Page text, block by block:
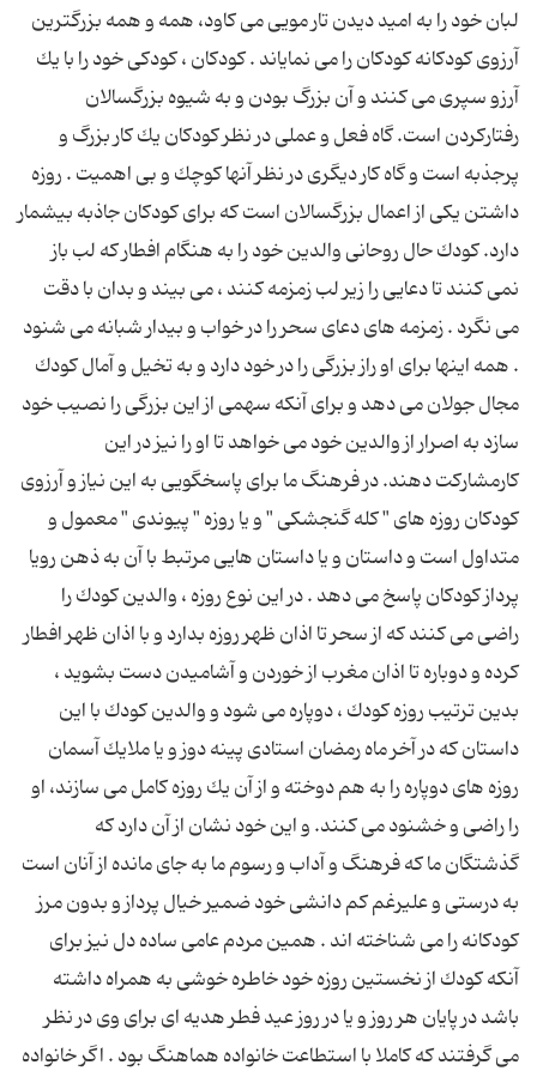
لبان خود را به امید دیدن تار مویی می كاود، همه و همه بزرگترین
آرزوی كودكانه كودكان را می نمایاند . كودكان ، كودكی خود را با یك
آرزو سپری می كنند و آن بزرگ بودن و به شیوه بزرگسالان
رفتاركردن است. گاه فعل و عملی در نظر كودكان یك كار بزرگ و
پرجذبه است و گاه كار دیگری در نظر آنها كوچك و بی اهمیت . روزه
داشتن یكی از اعمال بزرگسالان است كه برای كودكان جاذبه بیشمار
دارد. كودك حال روحانی والدین خود را به هنگام افطار كه لب باز
نمی كنند تا دعایی را زیر لب زمزمه كنند ، می بیند و بدان با دقت
می نگرد . زمزمه های دعای سحر را در خواب و بیدار شبانه می شنود
. همه اینها برای او راز بزرگی را در خود دارد و به تخیل و آمال كودك
مجال جولان می دهد و برای آنكه سهمی از این بزرگی را نصیب خود
سازد به اصرار از والدین خود می خواهد تا او را نیز در این
كارمشاركت دهند. در فرهنگ ما برای پاسخگویی به این نیاز و آرزوی
كودكان روزه های " كله گنجشكی " و یا روزه " پیوندی " معمول و
متداول است و داستان و یا داستان هایی مرتبط با آن به ذهن رویا
پرداز كودكان پاسخ می دهد . در این نوع روزه ، والدین كودك را
راضی می كنند كه از سحر تا اذان ظهر روزه بدارد و با اذان ظهر افطار
كرده و دوباره تا اذان مغرب از خوردن و آشامیدن دست بشوید ،
بدین ترتیب روزه كودك ، دوپاره می شود و والدین كودك با این
داستان كه در آخر ماه رمضان استادی پینه دوز و یا ملایك آسمان
روزه های دوپاره را به هم دوخته و از آن یك روزه كامل می سازند، او
را راضی و خشنود می كنند. و این خود نشان از آن دارد كه
گذشتگان ما كه فرهنگ و آداب و رسوم ما به جای مانده از آنان است
به درستی و علیرغم كم دانشی خود ضمیر خیال پرداز و بدون مرز
كودكانه را می شناخته اند . همین مردم عامی ساده دل نیز برای
آنكه كودك از نخستین روزه خود خاطره خوشی به همراه داشته
باشد در پایان هر روز و یا در روز عید فطر هدیه ای برای وی در نظر
می گرفتند كه كاملا با استطاعت خانواده هماهنگ بود . اگر خانواده